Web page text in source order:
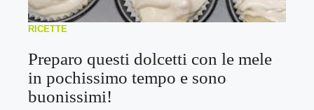
RICETTE
Preparo questi dolcetti con le mele
in pochissimo tempo e sono
buonissimi!